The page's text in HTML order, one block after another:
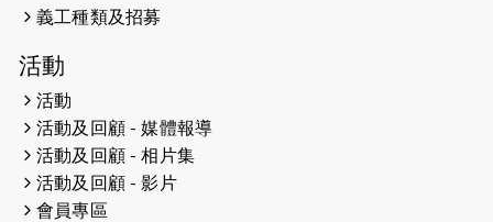
2026-04-19
2026-04-16
猛龍長跑隊恆常練習 - 4月16日
（19:00開始）
2026-04-12
義工種類及招募
活動
活動
活動及回顧 - 媒體報導
活動及回顧 - 相片集
活動及回顧 - 影片
會員專區